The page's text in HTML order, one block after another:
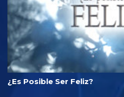
¿Es Posible Ser Feliz?